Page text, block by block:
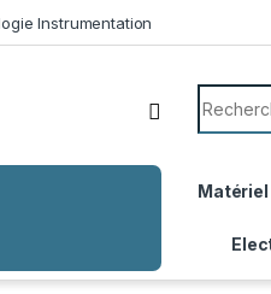
Instrumentation
Search
Matériel